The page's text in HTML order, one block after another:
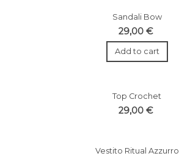
Sandali Bow
29,00 €
Add to cart
Top Crochet
29,00 €
Vestito Ritual Azzurro